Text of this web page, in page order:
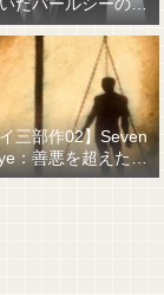
神遺産
三部作02】Seven
：善悪を超えたも
裁くということ